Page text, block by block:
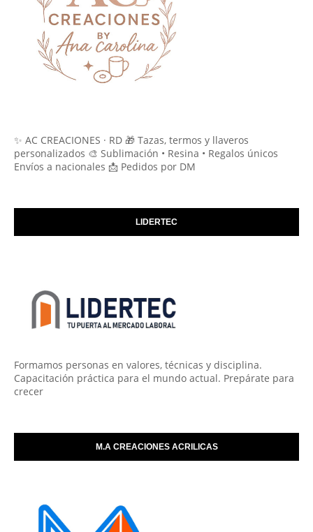
✨ AC CREACIONES · RD 🎁 Tazas, termos y llaveros
personalizados 🎨 Sublimación • Resina • Regalos únicos
Envíos a nacionales 📩 Pedidos por DM
LIDERTEC
Formamos personas en valores, técnicas y disciplina.
Capacitación práctica para el mundo actual. Prepárate para
crecer
M.A CREACIONES ACRILICAS